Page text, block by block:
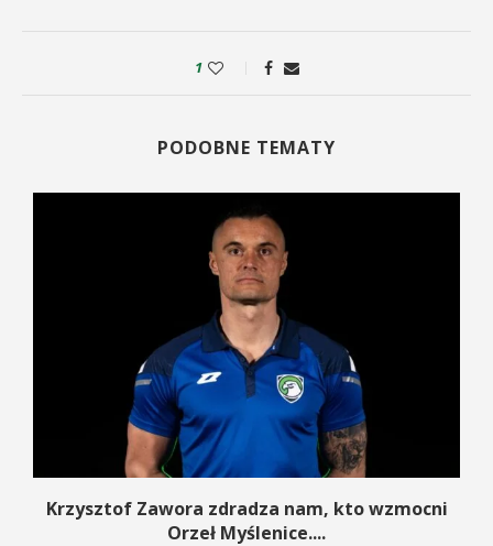
1
PODOBNE TEMATY
Krzysztof Zawora zdradza nam, kto wzmocni
Orzeł Myślenice....